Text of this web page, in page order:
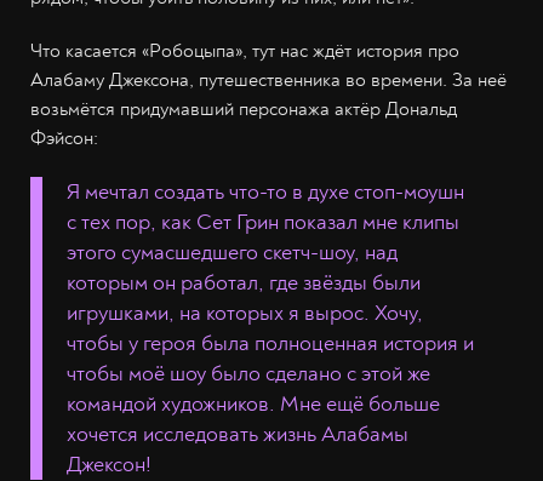
Что касается «Робоцыпа», тут нас ждёт история про
Алабаму Джексона, путешественника во времени. За неё
возьмётся придумавший персонажа актёр Дональд
Фэйсон:
Я мечтал создать что-то в духе стоп-моушн
с тех пор, как Сет Грин показал мне клипы
этого сумасшедшего скетч-шоу, над
которым он работал, где звёзды были
игрушками, на которых я вырос. Хочу,
чтобы у героя была полноценная история и
чтобы моё шоу было сделано с этой же
командой художников. Мне ещё больше
хочется исследовать жизнь Алабамы
Джексон!